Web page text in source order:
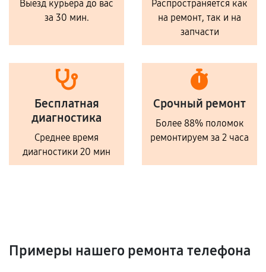
Выезд курьера до вас
за 30 мин.
Распространяется как
на ремонт, так и на
запчасти
Бесплатная
диагностика
Среднее время
диагностики 20 мин
Срочный ремонт
Более 88% поломок
ремонтируем за 2 часа
Примеры нашего ремонта телефона